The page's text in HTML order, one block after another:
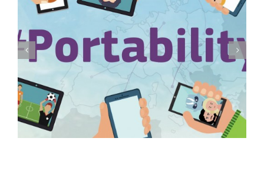
Conservazione elettronica documenti a rilevanza
tributaria: termini